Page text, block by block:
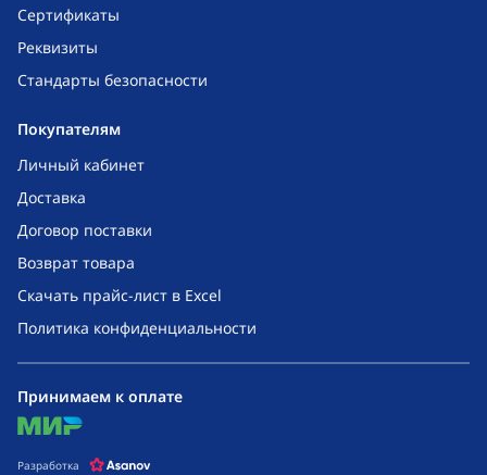
Сертификаты
Реквизиты
Стандарты безопасности
Покупателям
Личный кабинет
Доставка
Договор поставки
Возврат товара
Скачать прайс-лист в Excel
Политика конфиденциальности
Принимаем к оплате
mir
Разработка